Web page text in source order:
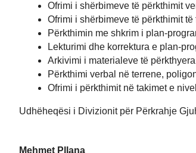
Ofrimi i shërbimeve të përkthimit
Ofrimi i shërbimeve të përkthimit
Përkthimin me shkrim i plan-
Lekturimi dhe korrektura e plan-
Arkivimi i materialeve të
Përkthimi verbal në terrene,
Ofrimi i përkthimit në takimet e
Udhëheqësi i Divizionit për Përkrahje
Mehmet Pllana